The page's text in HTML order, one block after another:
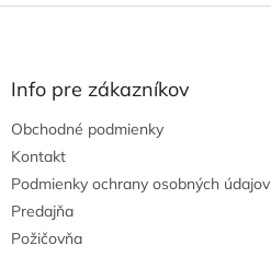
Z
Info pre zákazníkov
Obchodné podmienky
Kontakt
Podmienky ochrany osobných údajov
Predajňa
Požičovňa